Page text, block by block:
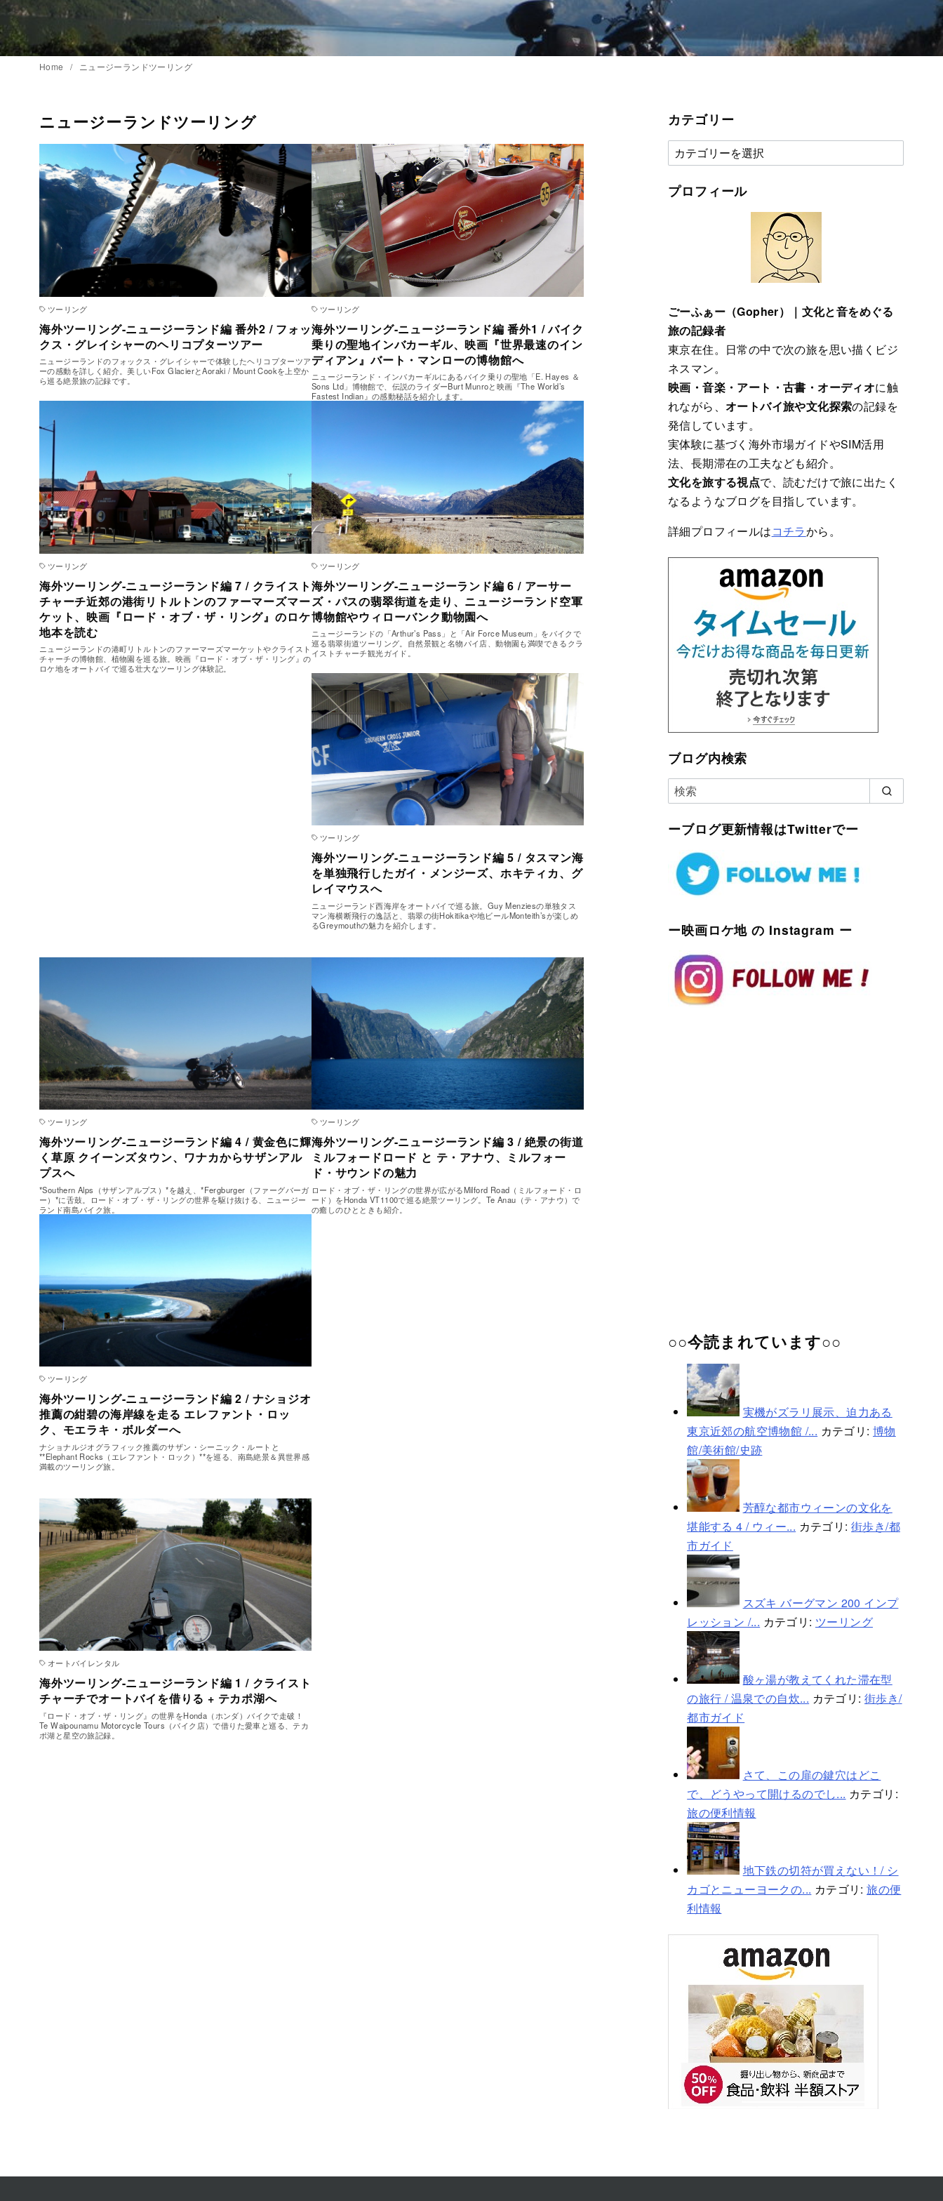
Home ニュージーランドツーリング
ニュージーランドツーリング
ツーリング
海外ツーリング-ニュージーランド編 番外2 / フォッ
クス・グレイシャーのヘリコプターツアー
ニュージーランドのフォックス・グレイシャーで体験したヘリコプターツア
ーの感動を詳しく紹介。美しいFox GlacierとAoraki / Mount Cookを上空か
ら巡る絶景旅の記録です。
ツーリング
海外ツーリング-ニュージーランド編 番外1 / バイク
乗りの聖地インバカーギル、映画『世界最速のイン
ディアン』バート・マンローの博物館へ
ニュージーランド・インバカーギルにあるバイク乗りの聖地「E. Hayes ＆
Sons Ltd」博物館で、伝説のライダーBurt Munroと映画『The World’s
Fastest Indian』の感動秘話を紹介します。
ツーリング
海外ツーリング-ニュージーランド編 7 / クライスト
チャーチ近郊の港街リトルトンのファーマーズマー
ケット、映画『ロード・オブ・ザ・リング』のロケ
地本を読む
ニュージーランドの港町リトルトンのファーマーズマーケットやクライスト
チャーチの博物館、植物園を巡る旅。映画『ロード・オブ・ザ・リング』の
ロケ地をオートバイで巡る壮大なツーリング体験記。
ツーリング
海外ツーリング-ニュージーランド編 6 / アーサー
ズ・パスの翡翠街道を走り、ニュージーランド空軍
博物館やウィローバンク動物園へ
ニュージーランドの「Arthur’s Pass」と「Air Force Museum」をバイクで
巡る翡翠街道ツーリング。自然景観と名物パイ店、動物園も満喫できるクラ
イストチャーチ観光ガイド。
ツーリング
海外ツーリング-ニュージーランド編 5 / タスマン海
を単独飛行したガイ・メンジーズ、ホキティカ、グ
レイマウスへ
ニュージーランド西海岸をオートバイで巡る旅。Guy Menziesの単独タス
マン海横断飛行の逸話と、翡翠の街Hokitikaや地ビールMonteith’sが楽しめ
るGreymouthの魅力を紹介します。
ツーリング
海外ツーリング-ニュージーランド編 4 / 黄金色に輝
く草原 クイーンズタウン、ワナカからサザンアル
プスへ
*Southern Alps（サザンアルプス）*を越え、*Fergburger（ファーグバーガ
ー）*に舌鼓。ロード・オブ・ザ・リングの世界を駆け抜ける、ニュージー
ランド南島バイク旅。
ツーリング
海外ツーリング-ニュージーランド編 3 / 絶景の街道
ミルフォードロード と テ・アナウ、ミルフォー
ド・サウンドの魅力
ロード・オブ・ザ・リングの世界が広がるMilford Road（ミルフォード・ロ
ード）をHonda VT1100で巡る絶景ツーリング。Te Anau（テ・アナウ）で
の癒しのひとときも紹介。
ツーリング
海外ツーリング-ニュージーランド編 2 / ナショジオ
推薦の紺碧の海岸線を走る エレファント・ロッ
ク、モエラキ・ボルダーへ
ナショナルジオグラフィック推薦のサザン・シーニック・ルートと
**Elephant Rocks（エレファント・ロック）**を巡る、南島絶景＆異世界感
満載のツーリング旅。
オートバイレンタル
海外ツーリング-ニュージーランド編 1 / クライスト
チャーチでオートバイを借りる + テカポ湖へ
『ロード・オブ・ザ・リング』の世界をHonda（ホンダ）バイクで走破！
Te Waipounamu Motorcycle Tours（バイク店）で借りた愛車と巡る、テカ
ポ湖と星空の旅記録。
カテゴリー
カ
テ
ゴ
プロフィール
ごーふぁー（Gopher）｜文化と音をめぐる
旅の記録者
東京在住。日常の中で次の旅を思い描くビジ
ネスマン。
映画・音楽・アート・古書・オーディオに触
れながら、 オートバイ旅や文化探索の記録を
発信しています。
実体験に基づく海外市場ガイドやSIM活用
法、長期滞在の工夫なども紹介。
文化を旅する視点で、読むだけで旅に出たく
なるようなブログを目指しています。
詳細プロフィールはコチラから。
ブログ内検索
ーブログ更新情報はTwitterでー
ー映画ロケ地 の Instagram ー
○○今読まれています○○
実機がズラリ展示、迫力ある
東京近郊の航空博物館 /... カテゴリ: 博物
館/美術館/史跡
芳醇な都市ウィーンの文化を
堪能する 4 / ウィー... カテゴリ: 街歩き/都
市ガイド
スズキ バーグマン 200 インプ
レッション /... カテゴリ: ツーリング
酸ヶ湯が教えてくれた滞在型
の旅行 / 温泉での自炊... カテゴリ: 街歩き/
都市ガイド
さて、この扉の鍵穴はどこ
で、どうやって開けるのでし... カテゴリ:
旅の便利情報
地下鉄の切符が買えない！/ シ
カゴとニューヨークの... カテゴリ:旅の便
利情報